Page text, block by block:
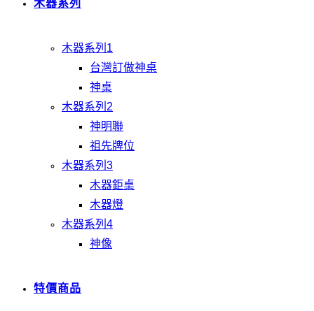
木器系列
木器系列1
台灣訂做神桌
神桌
木器系列2
神明聯
祖先牌位
木器系列3
木器鉅桌
木器燈
木器系列4
神像
特價商品